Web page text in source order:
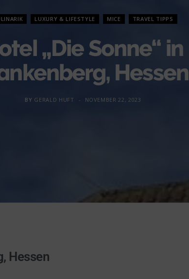
LUXURY & LIFESTYLE MICE TRAVEL TIPPS
„Die Sonne“ in
Hessen
BY GERALD HUFT NOVEMBER 22, 2023
Hessen